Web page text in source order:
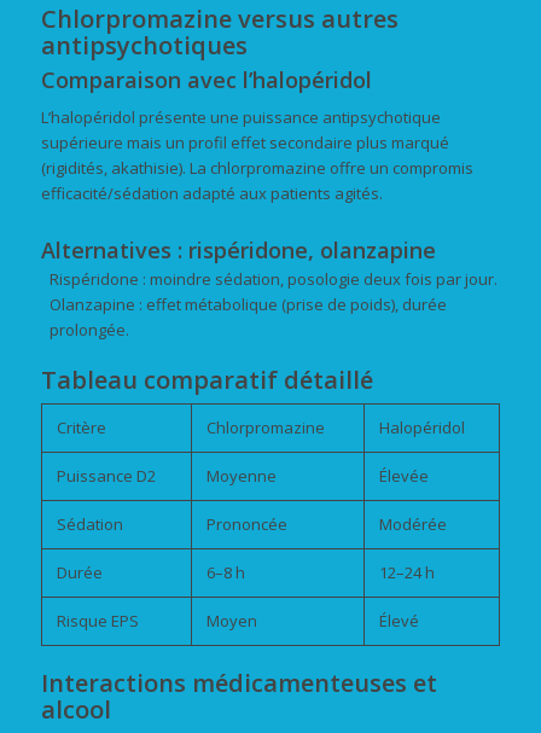
Chlorpromazine versus autres
antipsychotiques
Comparaison avec l’halopéridol
L’halopéridol présente une puissance antipsychotique
supérieure mais un profil effet secondaire plus marqué
(rigidités, akathisie). La chlorpromazine offre un compromis
efficacité/sédation adapté aux patients agités.
Alternatives : rispéridone, olanzapine
Rispéridone : moindre sédation, posologie deux fois par jour.
Olanzapine : effet métabolique (prise de poids), durée
prolongée.
Tableau comparatif détaillé
Critère Chlorpromazine Halopéridol
Puissance D2 Moyenne Élevée
Sédation Prononcée Modérée
Durée 6–8 h 12–24 h
Risque EPS Moyen Élevé
Interactions médicamenteuses et
alcool